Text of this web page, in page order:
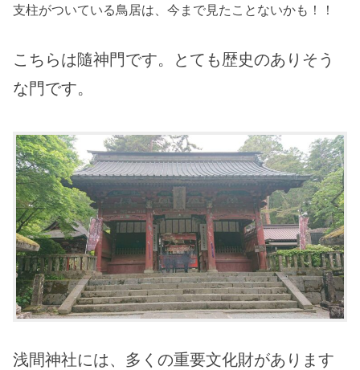
支柱がついている鳥居は、今まで見たことないかも！！
こちらは隨神門です。とても歴史のありそう
な門です。
浅間神社には、多くの重要文化財があります